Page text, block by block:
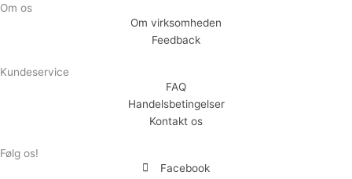
Om os
Om virksomheden
Feedback
Kundeservice
FAQ
Handelsbetingelser
Kontakt os
Følg os!
Facebook